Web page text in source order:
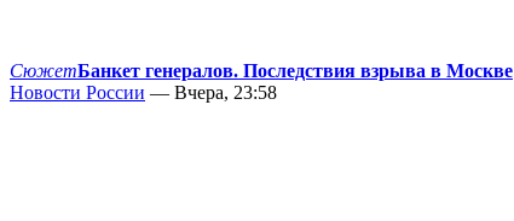
СюжетБанкет генералов. Последствия взрыва в Москве
Новости России — Вчера, 23:58